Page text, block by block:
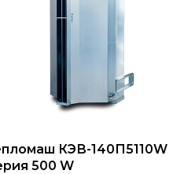
КЭВ-140П5110W
500 W